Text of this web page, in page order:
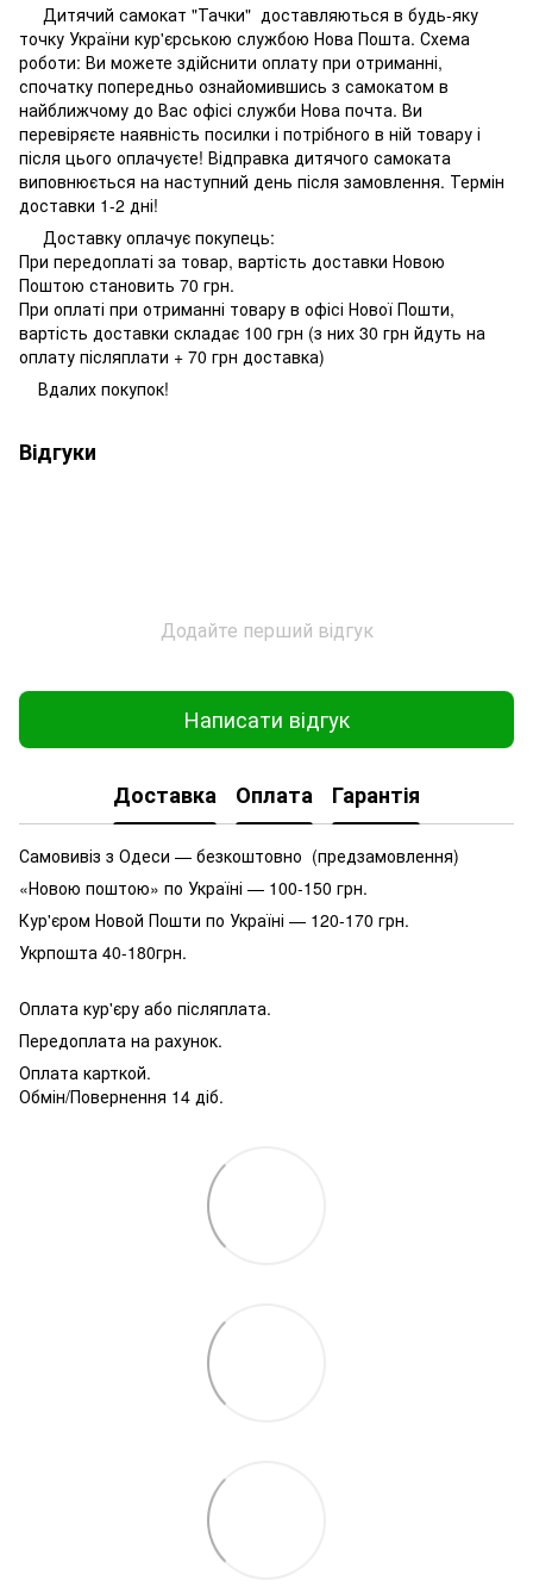
Дитячий самокат "Тачки" доставляються в будь-яку
точку України кур'єрською службою Нова Пошта. Схема
роботи: Ви можете здійснити оплату при отриманні,
спочатку попередньо ознайомившись з самокатом в
найближчому до Вас офісі служби Нова почта. Ви
перевіряєте наявність посилки і потрібного в ній товару і
після цього оплачуєте! Відправка дитячого самоката
виповнюється на наступний день після замовлення. Термін
доставки 1-2 дні!
Доставку оплачує покупець:
При передоплаті за товар, вартість доставки Новою
Поштою становить 70 грн.
При оплаті при отриманні товару в офісі Нової Пошти,
вартість доставки складає 100 грн (з них 30 грн йдуть на
оплату післяплати + 70 грн доставка)
Вдалих покупок!
Відгуки
Додайте перший відгук
Написати відгук
Доставка Оплата Гарантія
Самовивіз з Одеси — безкоштовно (предзамовлення)
«Новою поштою» по Україні — 100-150 грн.
Кур'єром Новой Пошти по Україні — 120-170 грн.
Укрпошта 40-180грн.
Оплата кур'єру або післяплата.
Передоплата на рахунок.
Оплата карткой.
Обмін/Повернення 14 діб.